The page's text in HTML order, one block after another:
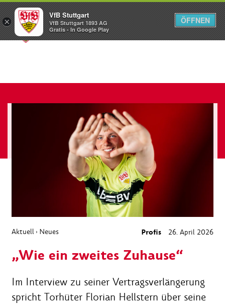
Menü
Aktuell › Neues Profis 26. April 2026
„Wie ein zweites Zuhause“
Im Interview zu seiner Vertragsverlängerung
spricht Torhüter Florian Hellstern über seine
×
VfB Stuttgart
VfB Stuttgart 1893 AG
Gratis - In Google Play
ÖFFNEN